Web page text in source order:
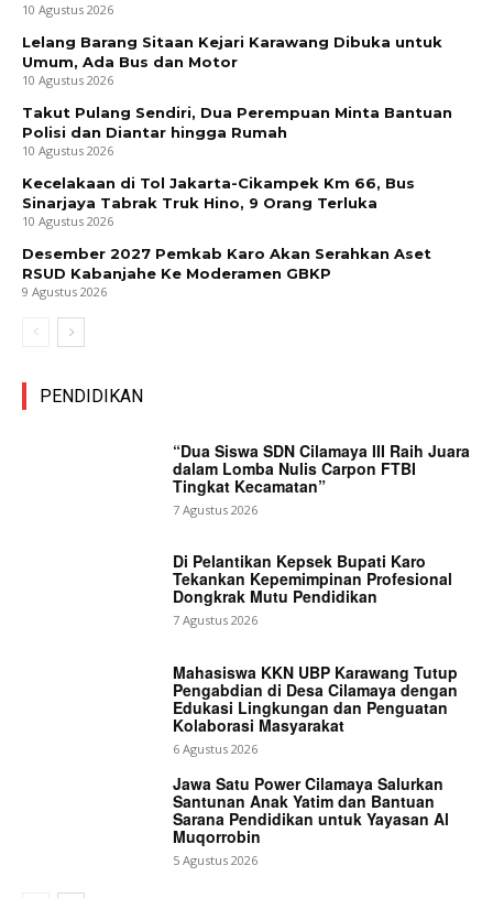
10 Agustus 2026
Lelang Barang Sitaan Kejari Karawang Dibuka untuk
Umum, Ada Bus dan Motor
10 Agustus 2026
Takut Pulang Sendiri, Dua Perempuan Minta Bantuan
Polisi dan Diantar hingga Rumah
10 Agustus 2026
Kecelakaan di Tol Jakarta-Cikampek Km 66, Bus
Sinarjaya Tabrak Truk Hino, 9 Orang Terluka
10 Agustus 2026
Desember 2027 Pemkab Karo Akan Serahkan Aset
RSUD Kabanjahe Ke Moderamen GBKP
9 Agustus 2026
PENDIDIKAN
“Dua Siswa SDN Cilamaya III Raih Juara
dalam Lomba Nulis Carpon FTBI
Tingkat Kecamatan”
7 Agustus 2026
Di Pelantikan Kepsek Bupati Karo
Tekankan Kepemimpinan Profesional
Dongkrak Mutu Pendidikan
7 Agustus 2026
Mahasiswa KKN UBP Karawang Tutup
Pengabdian di Desa Cilamaya dengan
Edukasi Lingkungan dan Penguatan
Kolaborasi Masyarakat
6 Agustus 2026
Jawa Satu Power Cilamaya Salurkan
Santunan Anak Yatim dan Bantuan
Sarana Pendidikan untuk Yayasan Al
Muqorrobin
5 Agustus 2026